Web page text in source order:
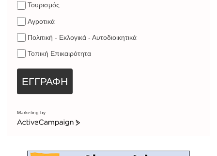
Τουρισμός
Αγροτικά
Πολιτική - Εκλογικά - Αυτοδιοικητικά
Τοπική Επικαιρότητα
ΕΓΓΡΑΦΗ
Marketing by